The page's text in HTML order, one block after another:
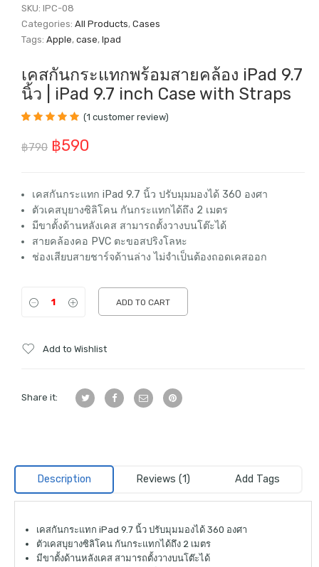
SKU:IPC-08
Categories:All Products,Cases
Tags:Apple,case,Ipad
เคสกันกระแทกพร้อมสายคล้อง iPad 9.7
นิ้ว | iPad 9.7 inch Case with Straps
of 5 based on
customer
(1 customer review)
฿790 Original
was:
฿790.
฿590
is:
฿590.
เคสกันกระแทกiPad 9.7 นิ้ว ปรับมุมมองได้ 360 องศา
ตัวเคสบุยางซิลิโคน กันกระแทกได้ถึง 2 เมตร
มีขาตั้งด้านหลังเคส สามารถตั้งวางบนโต๊ะได้
สายคล้องคอ PVC ตะขอสปริงโลหะ
ช่องเสียบสายชาร์จด้านล่าง ไม่จำเป็นต้องถอดเคสออก
ADD TO CART
Add to Wishlist
Share it:
Description Reviews (1) Add Tags
เคสกันกระแทก iPad 9.7 นิ้ว ปรับมุมมองได้ 360 องศา
ตัวเคสบุยางซิลิโคน กันกระแทกได้ถึง 2 เมตร
มีขาตั้งด้านหลังเคส สามารถตั้งวางบนโต๊ะได้